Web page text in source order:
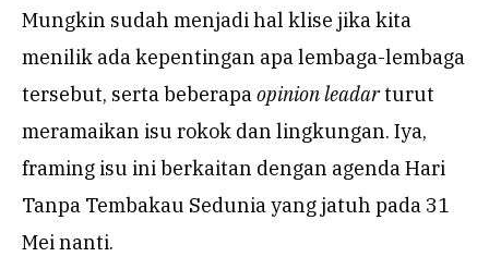
Mungkin sudah menjadi hal klise jika kita
menilik ada kepentingan apa lembaga-lembaga
tersebut, serta beberapaopinion leadarturut
meramaikan isu rokok dan lingkungan. Iya,
framing isu ini berkaitan dengan agenda Hari
Tanpa Tembakau Sedunia yang jatuh pada 31
Mei nanti.